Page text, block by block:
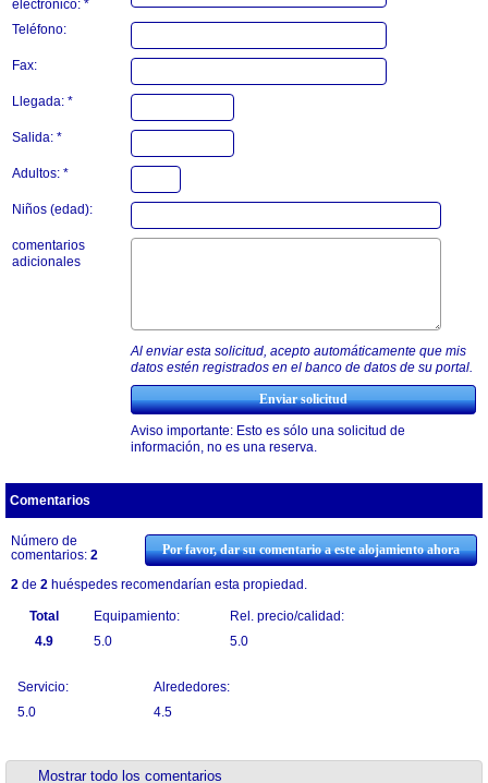
electrónico: *
Teléfono:
Fax:
Llegada: *
Salida: *
Adultos: *
Niños (edad):
comentarios
adicionales
Al enviar esta solicitud, acepto automáticamente que mis
datos estén registrados en el banco de datos de su portal.
Aviso importante: Esto es sólo una solicitud de
información, no es una reserva.
Comentarios
Por favor, dar su comentario a este alojamiento ahora
Número de
comentarios: 2
2 de 2 huéspedes recomendarían esta propiedad.
Total
4.9
Equipamiento:
5.0
Rel. precio/calidad:
5.0
Servicio:
5.0
Alrededores:
4.5
Mostrar todo los comentarios